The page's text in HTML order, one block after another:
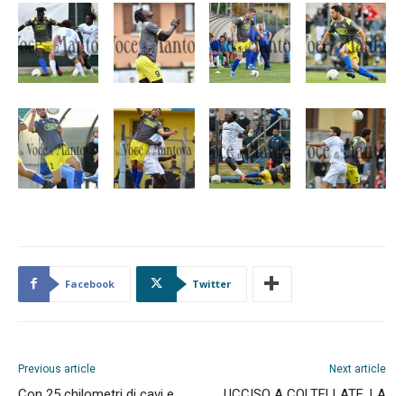
Facebook Twitter
Previous article Next article